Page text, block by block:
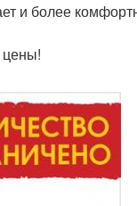
и более
цены!